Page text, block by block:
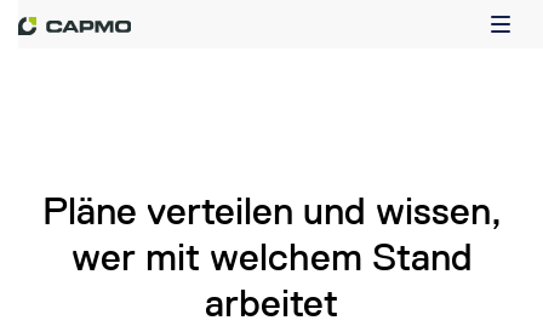
Pläne verteilen und wissen,
wer mit welchem Stand
arbeitet